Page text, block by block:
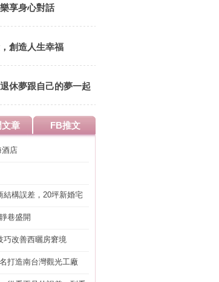
享身心對話
創造人生幸福
休夢跟自己的夢一起
章 FB推文
酒店
結構誤差，20坪新婚宅
巷盛開
巧改善西曬房窘境
打造南台灣觀光工廠